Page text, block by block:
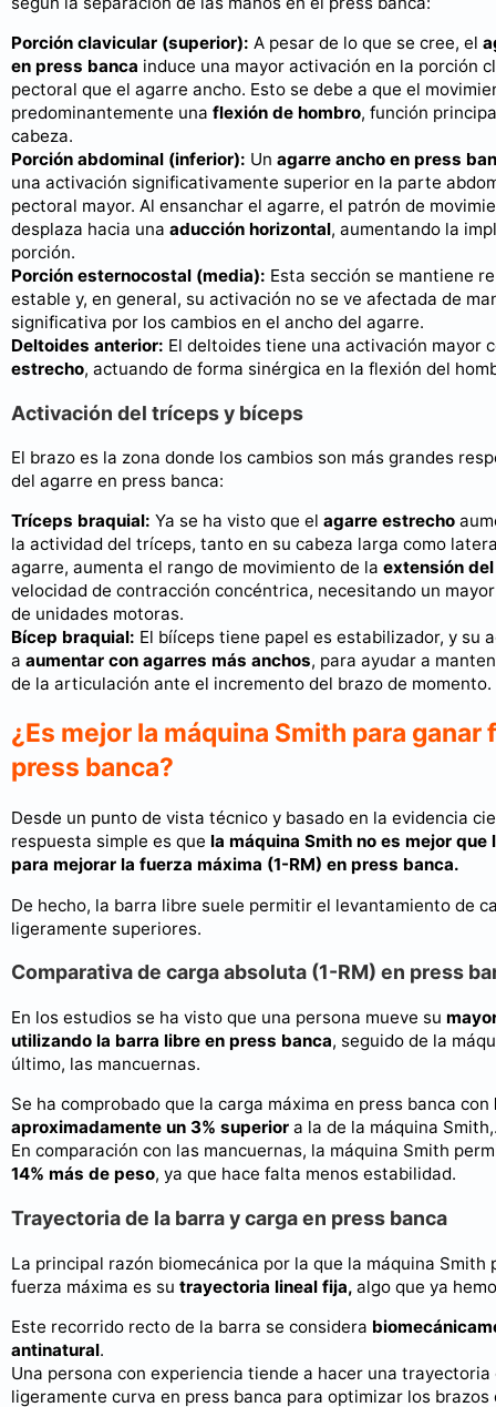
Porción clavicular (superior): A pesar de lo que se cree, el
en press banca induce una mayor activación en la porción
pectoral que el agarre ancho. Esto se debe a que el
predominantemente una flexión de hombro, función
cabeza.
Porción abdominal (inferior): Un agarre ancho en press
una activación significativamente superior en la parte
pectoral mayor. Al ensanchar el agarre, el patrón de
desplaza hacia una aducción horizontal, aumentando la
porción.
Porción esternocostal (media): Esta sección se mantiene
estable y, en general, su activación no se ve afectada de
significativa por los cambios en el ancho del agarre.
Deltoides anterior: El deltoides tiene una activación mayor
estrecho, actuando de forma sinérgica en la flexión del
Activación del tríceps y bíceps
El brazo es la zona donde los cambios son más grandes
del agarre en press banca:
Tríceps braquial: Ya se ha visto que el agarre estrecho
la actividad del tríceps, tanto en su cabeza larga como
agarre, aumenta el rango de movimiento de la extensión
velocidad de contracción concéntrica, necesitando un
de unidades motoras.
Bícep braquial: El bííceps tiene papel es estabilizador, y su
a aumentar con agarres más anchos, para ayudar a
de la articulación ante el incremento del brazo de momento.
¿Es mejor la máquina Smith para ganar
press banca?
Desde un punto de vista técnico y basado en la evidencia
respuesta simple es que la máquina Smith no es mejor que
para mejorar la fuerza máxima (1-RM) en press banca.
De hecho, la barra libre suele permitir el levantamiento de
ligeramente superiores.
Comparativa de carga absoluta (1-RM) en press
En los estudios se ha visto que una persona mueve su
utilizando la barra libre en press banca, seguido de la
último, las mancuernas.
Se ha comprobado que la carga máxima en press banca con
aproximadamente un 3% superior a la de la máquina
En comparación con las mancuernas, la máquina Smith
14% más de peso, ya que hace falta menos estabilidad.
Trayectoria de la barra y carga en press banca
La principal razón biomecánica por la que la máquina Smith
fuerza máxima es su trayectoria lineal fija, algo que ya
Este recorrido recto de la barra se considera
antinatural.
Una persona con experiencia tiende a hacer una trayectoria
ligeramente curva en press banca para optimizar los brazos